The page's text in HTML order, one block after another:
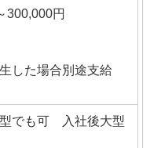
300,000円
した場合別途支給
条件変更なし）
でも可 入社後大型